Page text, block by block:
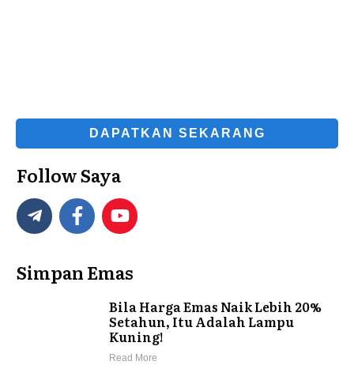
DAPATKAN SEKARANG
Follow Saya
Simpan Emas
Bila Harga Emas Naik Lebih 20%
Setahun, Itu Adalah Lampu
Kuning!
Read More